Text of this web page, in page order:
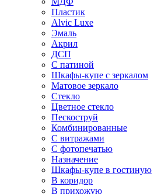
Пластик
Alvic Luxe
Эмаль
Акрил
ДСП
С патиной
Шкафы-купе с зеркалом
Матовое зеркало
Стекло
Цветное стекло
Пескоструй
Комбинированные
С витражами
С фотопечатью
Назначение
Шкафы-купе в гостиную
В коридор
В прихожую